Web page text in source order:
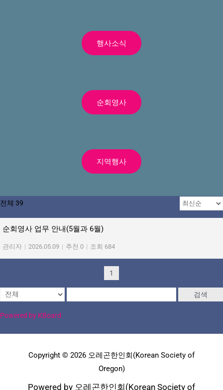
행사소식
순회영사
지역행사
전체 39
순회영사 업무 안내(5월과 6월)
관리자 | 2026.05.09 | 추천 0 | 조회 684
1
검색
Powered by KBoard
Copyright © 2026 오레곤한인회(Korean Society of
Oregon)
Powered by 오레곤한인회(Korean Society of